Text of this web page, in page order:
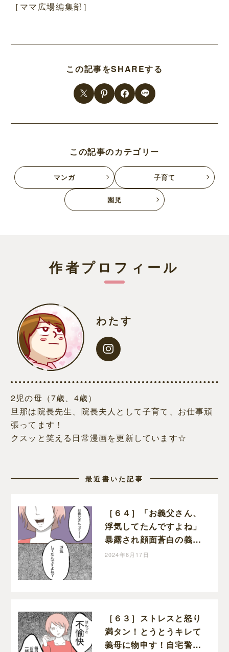
［ママ広場編集部］
この記事をSHAREする
この記事のカテゴリー
マンガ 子育て
園児
作者プロフィール
わたす
2児の母（7歳、4歳）
旦那は院長先生、院長夫人として子育て、お仕事頑
張ってます！
クスッと笑える日常漫画を更新しています☆
最近書いた記事
［６４］「お義父さん、
浮気してたんですよね」
暴露され顔面蒼白の義
母。自宅警備息子を溺愛
2024年6月17日
［６３］ストレスと怒り
満タン！とうとうキレて
義母に物申す！自宅警備